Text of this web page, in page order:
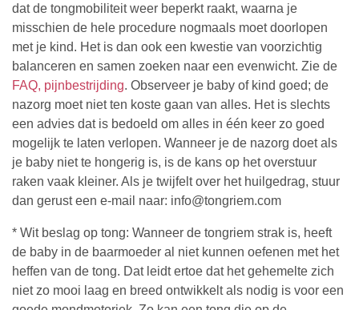
dat de tongmobiliteit weer beperkt raakt, waarna je
misschien de hele procedure nogmaals moet doorlopen
met je kind. Het is dan ook een kwestie van voorzichtig
balanceren en samen zoeken naar een evenwicht. Zie de
FAQ, pijnbestrijding. Observeer je baby of kind goed; de
nazorg moet niet ten koste gaan van alles. Het is slechts
een advies dat is bedoeld om alles in één keer zo goed
mogelijk te laten verlopen. Wanneer je de nazorg doet als
je baby niet te hongerig is, is de kans op het overstuur
raken vaak kleiner. Als je twijfelt over het huilgedrag, stuur
dan gerust een e-mail naar: info@tongriem.com
* Wit beslag op tong: Wanneer de tongriem strak is, heeft
de baby in de baarmoeder al niet kunnen oefenen met het
heffen van de tong. Dat leidt ertoe dat het gehemelte zich
niet zo mooi laag en breed ontwikkelt als nodig is voor een